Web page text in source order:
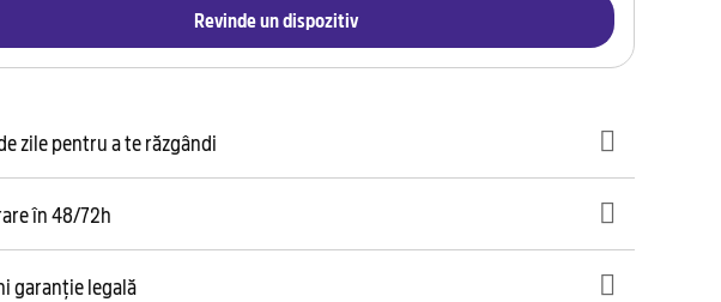
Revinde un dispozitiv
zile pentru a te răzgândi
în 48/72h
garanție legală